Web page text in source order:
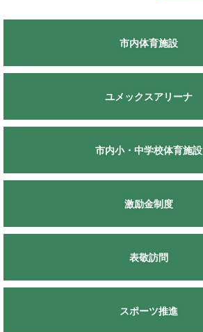
市内体育施設
ユメックスアリーナ
市内小・中学校体育施設
激励金制度
表敬訪問
スポーツ推進